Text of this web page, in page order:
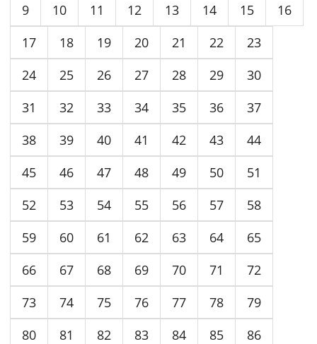
9
10 11 12 13 14 15
16
17
18 19 20 21 22
23
24
25 26 27 28 29
30
31
32 33 34 35 36
37
38
39 40 41 42 43
44
45
46 47 48 49 50
51
52
53 54 55 56 57
58
59
60 61 62 63 64
65
66
67 68 69 70 71
72
73
74 75 76 77 78
79
80
81 82 83 84 85
86